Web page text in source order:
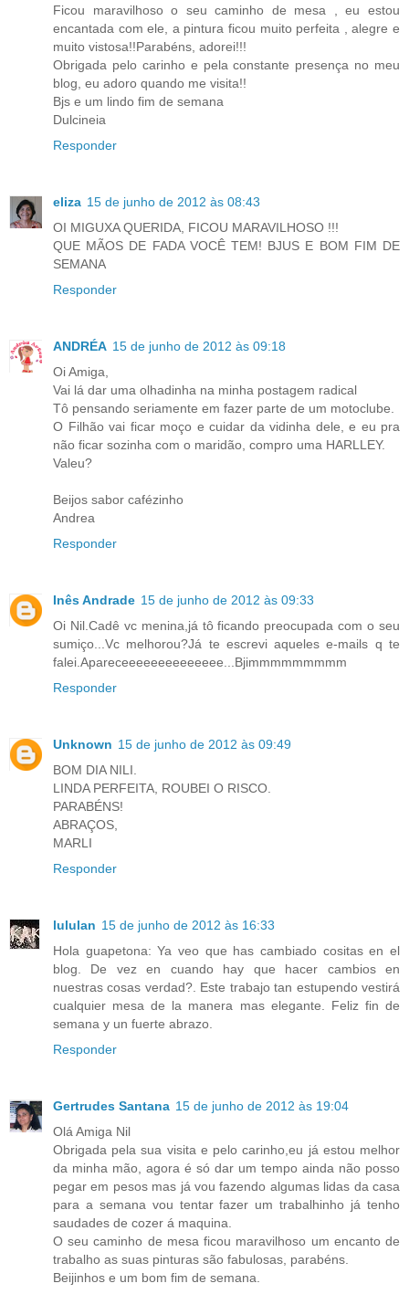
Ficou maravilhoso o seu caminho de mesa , eu estou
encantada com ele, a pintura ficou muito perfeita , alegre e
muito vistosa!!Parabéns, adorei!!!
Obrigada pelo carinho e pela constante presença no meu
blog, eu adoro quando me visita!!
Bjs e um lindo fim de semana
Dulcineia
Responder
eliza 15 de junho de 2012 às 08:43
OI MIGUXA QUERIDA, FICOU MARAVILHOSO !!!
QUE MÃOS DE FADA VOCÊ TEM! BJUS E BOM FIM DE
SEMANA
Responder
ANDRÉA 15 de junho de 2012 às 09:18
Oi Amiga,
Vai lá dar uma olhadinha na minha postagem radical
Tô pensando seriamente em fazer parte de um motoclube.
O Filhão vai ficar moço e cuidar da vidinha dele, e eu pra
não ficar sozinha com o maridão, compro uma HARLLEY.
Valeu?
Beijos sabor cafézinho
Andrea
Responder
Inês Andrade 15 de junho de 2012 às 09:33
Oi Nil.Cadê vc menina,já tô ficando preocupada com o seu
sumiço...Vc melhorou?Já te escrevi aqueles e-mails q te
falei.Apareceeeeeeeeeeeeee...Bjimmmmmmmmm
Responder
Unknown 15 de junho de 2012 às 09:49
BOM DIA NILI.
LINDA PERFEITA, ROUBEI O RISCO.
PARABÉNS!
ABRAÇOS,
MARLI
Responder
lululan 15 de junho de 2012 às 16:33
Hola guapetona: Ya veo que has cambiado cositas en el
blog. De vez en cuando hay que hacer cambios en
nuestras cosas verdad?. Este trabajo tan estupendo vestirá
cualquier mesa de la manera mas elegante. Feliz fin de
semana y un fuerte abrazo.
Responder
Gertrudes Santana 15 de junho de 2012 às 19:04
Olá Amiga Nil
Obrigada pela sua visita e pelo carinho,eu já estou melhor
da minha mão, agora é só dar um tempo ainda não posso
pegar em pesos mas já vou fazendo algumas lidas da casa
para a semana vou tentar fazer um trabalhinho já tenho
saudades de cozer á maquina.
O seu caminho de mesa ficou maravilhoso um encanto de
trabalho as suas pinturas são fabulosas, parabéns.
Beijinhos e um bom fim de semana.